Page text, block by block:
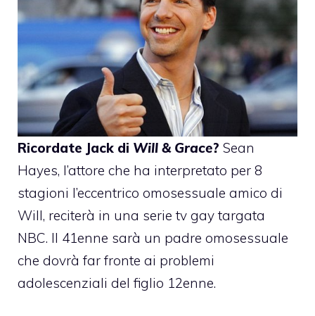
Ricordate Jack di Will & Grace? Sean
Hayes, l’attore che ha interpretato per 8
stagioni l’eccentrico omosessuale amico di
Will, reciterà in una serie tv gay targata
NBC. Il 41enne sarà un padre omosessuale
che dovrà far fronte ai problemi
adolescenziali del figlio 12enne.